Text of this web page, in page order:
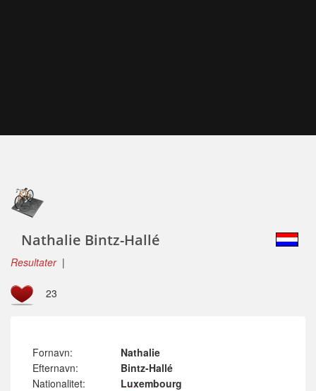
Nathalie Bintz-Hallé
Resultater|
23
Fornavn:
Nathalie
Efternavn:
Bintz-Hallé
Nationalitet:
Luxembourg